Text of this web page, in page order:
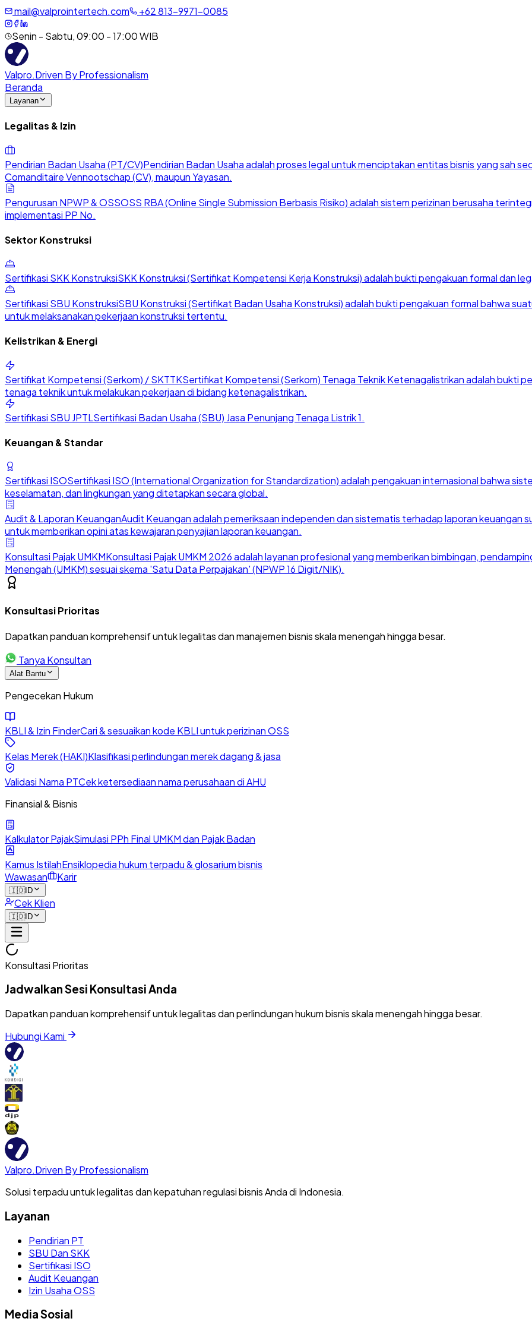
mail@valprointertech.com +62813-9971-0085
Senin - Sabtu, 09:00 - 17:00 WIB
Valpro.Driven By Professionalism
Beranda
Layanan
Legalitas & Izin
Pendirian Badan Usaha (PT/CV)Pendirian Badan Usaha adalah proses legal untuk menciptakan entitas bisnis yang sah
Comanditaire Vennootschap (CV), maupun Yayasan.
Pengurusan NPWP & OSSOSS RBA (Online Single Submission Berbasis Risiko) adalah sistem perizinan berusaha
implementasi PP No.
Sektor Konstruksi
Sertifikasi SKK KonstruksiSKK Konstruksi (Sertifikat Kompetensi Kerja Konstruksi) adalah bukti pengakuan formal dan
Sertifikasi SBU KonstruksiSBU Konstruksi (Sertifikat Badan Usaha Konstruksi) adalah bukti pengakuan formal bahwa
untuk melaksanakan pekerjaan konstruksi tertentu.
Kelistrikan & Energi
Sertifikat Kompetensi (Serkom) / SKTTKSertifikat Kompetensi (Serkom) Tenaga Teknik Ketenagalistrikan adalah bukti
tenaga teknik untuk melakukan pekerjaan di bidang ketenagalistrikan.
Sertifikasi SBU JPTLSertifikasi Badan Usaha (SBU) Jasa Penunjang Tenaga Listrik 1.
Keuangan & Standar
Sertifikasi ISOSertifikasi ISO (International Organization for Standardization) adalah pengakuan internasional bahwa
keselamatan, dan lingkungan yang ditetapkan secara global.
Audit & Laporan KeuanganAudit Keuangan adalah pemeriksaan independen dan sistematis terhadap laporan keuangan
untuk memberikan opini atas kewajaran penyajian laporan keuangan.
Konsultasi Pajak UMKMKonsultasi Pajak UMKM 2026 adalah layanan profesional yang memberikan bimbingan,
Menengah (UMKM) sesuai skema 'Satu Data Perpajakan' (NPWP 16 Digit/NIK).
Konsultasi Prioritas
Dapatkan panduan komprehensif untuk legalitas dan manajemen bisnis skala menengah hingga besar.
Tanya Konsultan
Alat Bantu
Pengecekan Hukum
KBLI & Izin FinderCari & sesuaikan kode KBLI untuk perizinan OSS
Kelas Merek (HAKI)Klasifikasi perlindungan merek dagang & jasa
Validasi Nama PTCek ketersediaan nama perusahaan di AHU
Finansial & Bisnis
Kalkulator PajakSimulasi PPh Final UMKM dan Pajak Badan
Kamus IstilahEnsiklopedia hukum terpadu & glosarium bisnis
Wawasan
Karir
🇮🇩ID
Cek Klien
🇮🇩ID
Konsultasi Prioritas
Jadwalkan Sesi Konsultasi Anda
Dapatkan panduan komprehensif untuk legalitas dan perlindungan hukum bisnis skala menengah hingga besar.
Hubungi Kami
Valpro.Driven By Professionalism
Solusi terpadu untuk legalitas dan kepatuhan regulasi bisnis Anda di Indonesia.
Layanan
Pendirian PT
SBU Dan SKK
Sertifikasi ISO
Audit Keuangan
Izin Usaha OSS
Media Sosial